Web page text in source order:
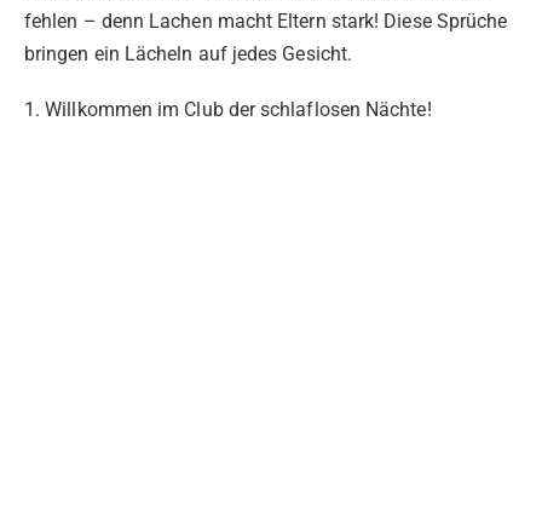
fehlen – denn Lachen macht Eltern stark! Diese Sprüche
bringen ein Lächeln auf jedes Gesicht.
1. Willkommen im Club der schlaflosen Nächte!